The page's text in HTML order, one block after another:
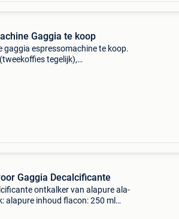
Gaggia te koop
gaggia espressomachine te koop.
tegelijk),
Gaggia Decalcificante
ontkalker van alapure ala-
alapure inhoud flacon: 250 ml